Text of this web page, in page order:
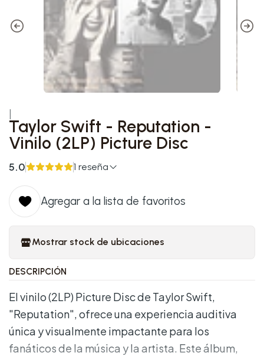
Taylor Swift - Reputation -
Vinilo (2LP) Picture Disc
5.0 1 reseña
Agregar a la lista de favoritos
Mostrar stock de ubicaciones
DESCRIPCIÓN
El vinilo (2LP) Picture Disc de Taylor Swift,
"Reputation", ofrece una experiencia auditiva
única y visualmente impactante para los
fanáticos de la música y la artista. Este álbum,